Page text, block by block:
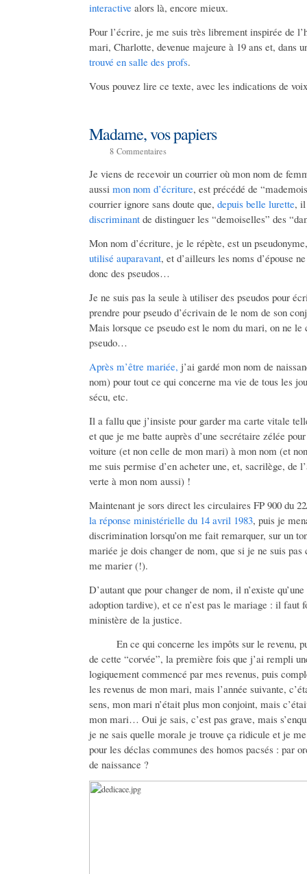
interactive alors là, encore mieux.
Pour l’écrire, je me suis très librement inspirée de
mari, Charlotte, devenue majeure à 19 ans et, dans
trouvé en salle des profs.
Vous pouvez lire ce texte, avec les indications de
Madame, vos papiers
8 Commentaires
Je viens de recevoir un courrier où mon nom de
aussi mon nom d’écriture, est précédé de
courrier ignore sans doute que, depuis belle lurette, il
discriminant de distinguer les “demoiselles” des
Mon nom d’écriture, je le répète, est un
utilisé auparavant, et d’ailleurs les noms d’épouse
donc des pseudos…
Je ne suis pas la seule à utiliser des pseudos pour
prendre pour pseudo d’écrivain de le nom de son
Mais lorsque ce pseudo est le nom du mari, on ne le
pseudo…
Après m’être mariée, j’ai gardé mon nom de
nom) pour tout ce qui concerne ma vie de tous les
sécu, etc.
Il a fallu que j’insiste pour garder ma carte vitale
et que je me batte auprès d’une secrétaire zélée
voiture (et non celle de mon mari) à mon nom (et
me suis permise d’en acheter une, et, sacrilège, de
verte à mon nom aussi) !
Maintenant je sors direct les circulaires FP 900 du
la réponse ministérielle du 14 avril 1983, puis je
discrimination lorsqu’on me fait remarquer, sur un
mariée je dois changer de nom, que si je ne suis pas
me marier (!).
D’autant que pour changer de nom, il n’existe
adoption tardive), et ce n’est pas le mariage : il faut
ministère de la justice.
En ce qui concerne les impôts sur le revenu,
de cette “corvée”, la première fois que j’ai rempli
logiquement commencé par mes revenus, puis
les revenus de mon mari, mais l’année suivante,
sens, mon mari n’était plus mon conjoint, mais
mon mari… Oui je sais, c’est pas grave, mais
je ne sais quelle morale je trouve ça ridicule et je
pour les déclas communes des homos pacsés : par
de naissance ?